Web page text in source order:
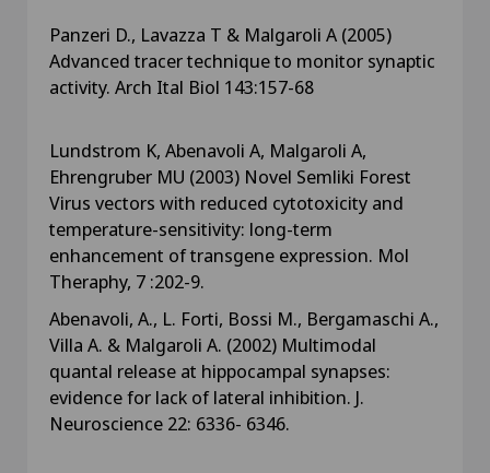
Panzeri D., Lavazza T & Malgaroli A (2005)
Advanced tracer technique to monitor synaptic
activity. Arch Ital Biol 143:157-68
Lundstrom K, Abenavoli A, Malgaroli A,
Ehrengruber MU (2003) Novel Semliki Forest
Virus vectors with reduced cytotoxicity and
temperature-sensitivity: long-term
enhancement of transgene expression. Mol
Theraphy, 7 :202-9.
Abenavoli, A., L. Forti, Bossi M., Bergamaschi A.,
Villa A. & Malgaroli A. (2002) Multimodal
quantal release at hippocampal synapses:
evidence for lack of lateral inhibition. J.
Neuroscience 22: 6336- 6346.